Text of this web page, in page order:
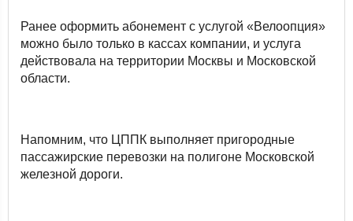
Ранее оформить абонемент с услугой «Велоопция»
можно было только в кассах компании, и услуга
действовала на территории Москвы и Московской
области.
Напомним, что ЦППК выполняет пригородные
пассажирские перевозки на полигоне Московской
железной дороги.